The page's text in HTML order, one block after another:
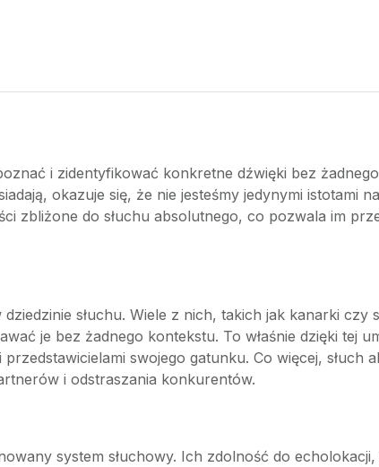
i zidentyfikować konkretne dźwięki bez
okazuje się, że nie jesteśmy jedynymi istotami
zbliżone do słuchu absolutnego, co pozwala im
słuchu. Wiele z nich, takich jak kanarki czy
je bez żadnego kontekstu. To właśnie dzięki tej
swojego gatunku. Co więcej, słuch
i odstraszania konkurentów.
system słuchowy. Ich zdolność do